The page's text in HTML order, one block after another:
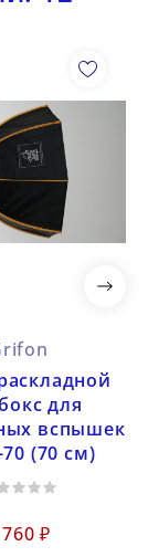
для
вспышек
70 (70 см)
₽